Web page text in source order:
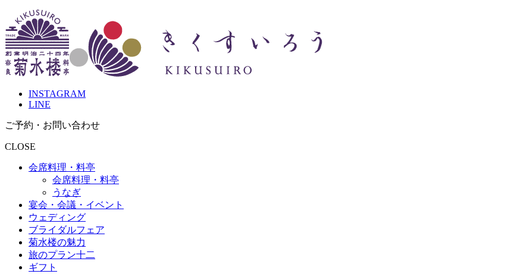
INSTAGRAM
LINE
ご予約・お問い合わせ
CLOSE
会席料理・料亭
会席料理・料亭
うなぎ
宴会・会議・イベント
ウェディング
ブライダルフェア
菊水楼の魅力
旅のプラン十二
ギフト